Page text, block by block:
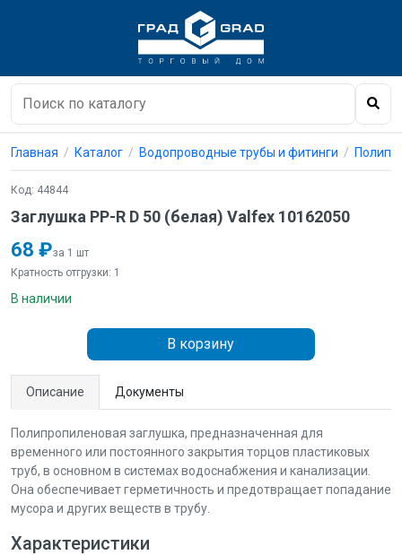
Главная Каталог Водопроводные трубы и фитинги
Код: 44844
Заглушка PP-R D 50 (белая) Valfex 10162050
68 ₽за 1 шт
Кратность отгрузки: 1
В наличии
В корзину
Описание Документы
Полипропиленовая заглушка, предназначенная для
временного или постоянного закрытия торцов пластиковых
труб, в основном в системах водоснабжения и канализации.
Она обеспечивает герметичность и предотвращает попадание
мусора и других веществ в трубу.
Характеристики